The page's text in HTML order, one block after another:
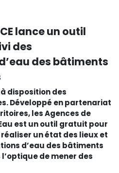
lance un outil
des
des bâtiments
à disposition des
Développé en partenariat
les Agences de
est un outil gratuit pour
un état des lieux et
d’eau des bâtiments
de mener des